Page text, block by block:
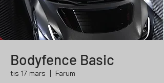
Bodyfence Basic
tis 17 mars
  |
Farum